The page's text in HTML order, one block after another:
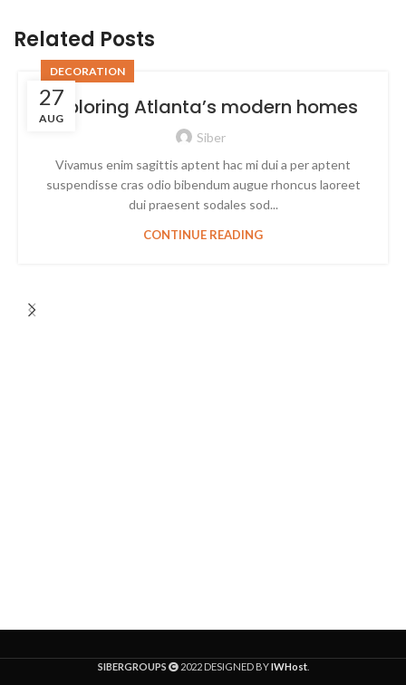
Related Posts
27
AUG
DECORATION
Exploring Atlanta’s modern homes
Siber
Vivamus enim sagittis aptent hac mi dui a per aptent
suspendisse cras odio bibendum augue rhoncus laoreet
dui praesent sodales sod...
CONTINUE READING
SIBERGROUPS 2022 DESIGNED BYIWHost.